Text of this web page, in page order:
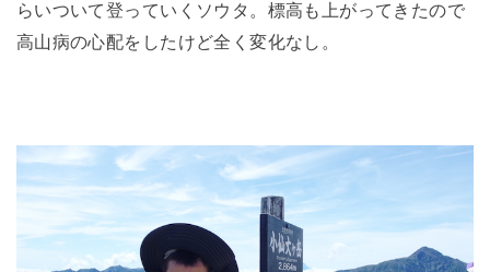
らいついて登っていくソウタ。標高も上がってきたので
高山病の心配をしたけど全く変化なし。